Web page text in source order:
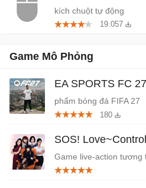
kích chuột tự động
19.057
Game Mô Phỏng
EA SPORTS FC 27
phẩm bóng đá FIFA 27
180
SOS!
Game live-action tương
mạn